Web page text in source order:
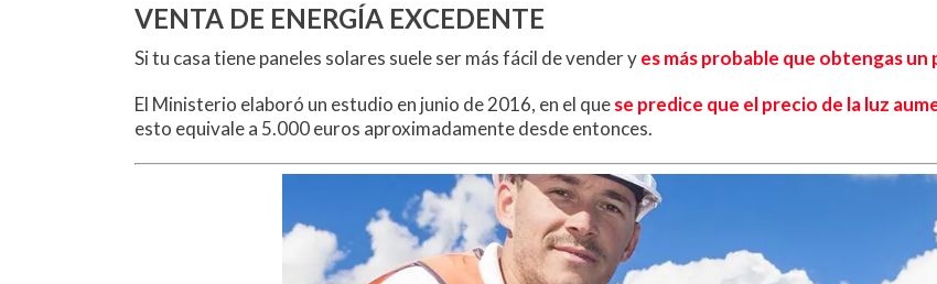
VENTA DE ENERGÍA EXCEDENTE
Si tu casa tiene paneles solares suele ser más fácil de vender yes más probable que obtengas
El Ministerio elaboró un estudio en junio de 2016, en el quese predice que el precio de la luz
esto equivale a 5.000 euros aproximadamente desde entonces.